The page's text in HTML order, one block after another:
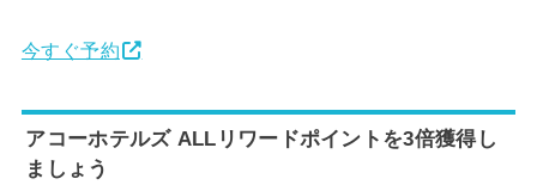
今すぐ予約
アコーホテルズ ALLリワードポイントを3倍獲得し
ましょう